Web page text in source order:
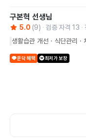
구본혁 선생님
5.0 (9) 검증 자격 13
생활습관 개선 · 식단관리 ·
운닥 혜택 최저가 보장